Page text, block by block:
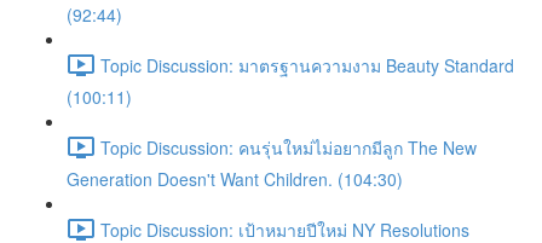
(92:44)
Topic Discussion: มาตรฐานความงาม Beauty Standard
(100:11)
Topic Discussion: คนรุ่นใหม่ไม่อยากมีลูก The New
Generation Doesn't Want Children. (104:30)
Topic Discussion: เป้าหมายปีใหม่ NY Resolutions